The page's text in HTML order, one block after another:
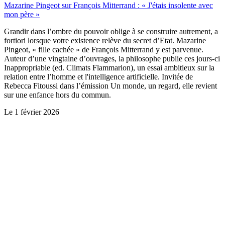
Mazarine Pingeot sur François Mitterrand : « J'étais insolente avec
mon père »
Grandir dans l’ombre du pouvoir oblige à se construire autrement, a
fortiori lorsque votre existence relève du secret d’Etat. Mazarine
Pingeot, « fille cachée » de François Mitterrand y est parvenue.
Auteur d’une vingtaine d’ouvrages, la philosophe publie ces jours-ci
Inappropriable (ed. Climats Flammarion), un essai ambitieux sur la
relation entre l’homme et l'intelligence artificielle. Invitée de
Rebecca Fitoussi dans l’émission Un monde, un regard, elle revient
sur une enfance hors du commun.
Le 1 février 2026